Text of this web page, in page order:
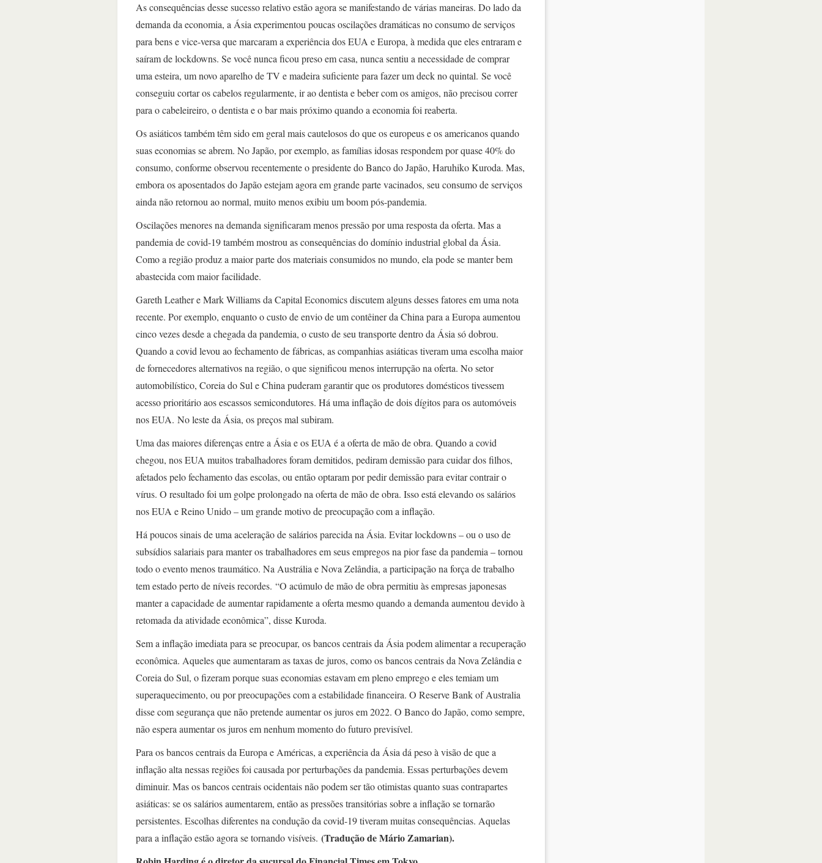
As consequências desse sucesso relativo estão agora se manifestando de várias maneiras. Do lado da
demanda da economia, a Ásia experimentou poucas oscilações dramáticas no consumo de serviços
para bens e vice-versa que marcaram a experiência dos EUA e Europa, à medida que eles entraram e
saíram de lockdowns. Se você nunca ficou preso em casa, nunca sentiu a necessidade de comprar
uma esteira, um novo aparelho de TV e madeira suficiente para fazer um deck no quintal. Se você
conseguiu cortar os cabelos regularmente, ir ao dentista e beber com os amigos, não precisou correr
para o cabeleireiro, o dentista e o bar mais próximo quando a economia foi reaberta.
Os asiáticos também têm sido em geral mais cautelosos do que os europeus e os americanos quando
suas economias se abrem. No Japão, por exemplo, as famílias idosas respondem por quase 40% do
consumo, conforme observou recentemente o presidente do Banco do Japão, Haruhiko Kuroda. Mas,
embora os aposentados do Japão estejam agora em grande parte vacinados, seu consumo de serviços
ainda não retornou ao normal, muito menos exibiu um boom pós-pandemia.
Oscilações menores na demanda significaram menos pressão por uma resposta da oferta. Mas a
pandemia de covid-19 também mostrou as consequências do domínio industrial global da Ásia.
Como a região produz a maior parte dos materiais consumidos no mundo, ela pode se manter bem
abastecida com maior facilidade.
Gareth Leather e Mark Williams da Capital Economics discutem alguns desses fatores em uma nota
recente. Por exemplo, enquanto o custo de envio de um contêiner da China para a Europa aumentou
cinco vezes desde a chegada da pandemia, o custo de seu transporte dentro da Ásia só dobrou.
Quando a covid levou ao fechamento de fábricas, as companhias asiáticas tiveram uma escolha maior
de fornecedores alternativos na região, o que significou menos interrupção na oferta. No setor
automobilístico, Coreia do Sul e China puderam garantir que os produtores domésticos tivessem
acesso prioritário aos escassos semicondutores. Há uma inflação de dois dígitos para os automóveis
nos EUA. No leste da Ásia, os preços mal subiram.
Uma das maiores diferenças entre a Ásia e os EUA é a oferta de mão de obra. Quando a covid
chegou, nos EUA muitos trabalhadores foram demitidos, pediram demissão para cuidar dos filhos,
afetados pelo fechamento das escolas, ou então optaram por pedir demissão para evitar contrair o
vírus. O resultado foi um golpe prolongado na oferta de mão de obra. Isso está elevando os salários
nos EUA e Reino Unido – um grande motivo de preocupação com a inflação.
Há poucos sinais de uma aceleração de salários parecida na Ásia. Evitar lockdowns – ou o uso de
subsídios salariais para manter os trabalhadores em seus empregos na pior fase da pandemia – tornou
todo o evento menos traumático. Na Austrália e Nova Zelândia, a participação na força de trabalho
tem estado perto de níveis recordes. “O acúmulo de mão de obra permitiu às empresas japonesas
manter a capacidade de aumentar rapidamente a oferta mesmo quando a demanda aumentou devido à
retomada da atividade econômica”, disse Kuroda.
Sem a inflação imediata para se preocupar, os bancos centrais da Ásia podem alimentar a recuperação
econômica. Aqueles que aumentaram as taxas de juros, como os bancos centrais da Nova Zelândia e
Coreia do Sul, o fizeram porque suas economias estavam em pleno emprego e eles temiam um
superaquecimento, ou por preocupações com a estabilidade financeira. O Reserve Bank of Australia
disse com segurança que não pretende aumentar os juros em 2022. O Banco do Japão, como sempre,
não espera aumentar os juros em nenhum momento do futuro previsível.
Para os bancos centrais da Europa e Américas, a experiência da Ásia dá peso à visão de que a
inflação alta nessas regiões foi causada por perturbações da pandemia. Essas perturbações devem
diminuir. Mas os bancos centrais ocidentais não podem ser tão otimistas quanto suas contrapartes
asiáticas: se os salários aumentarem, então as pressões transitórias sobre a inflação se tornarão
persistentes. Escolhas diferentes na condução da covid-19 tiveram muitas consequências. Aquelas
para a inflação estão agora se tornando visíveis. (Tradução de Mário Zamarian).